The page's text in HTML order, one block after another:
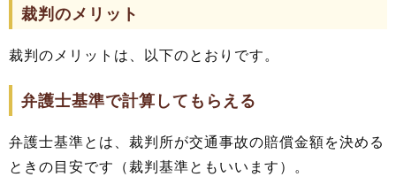
裁判のメリット
裁判のメリットは、以下のとおりです。
弁護士基準で計算してもらえる
弁護士基準とは、裁判所が交通事故の賠償金額を決める
ときの目安です（裁判基準ともいいます）。